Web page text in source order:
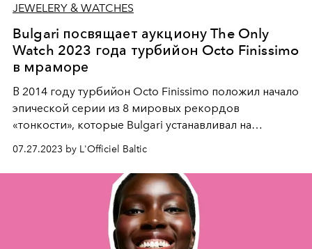
JEWELERY & WATCHES
Bulgari посвящает аукциону The Only
Watch 2023 года турбийон Octo Finissimo
в мраморе
В 2014 году турбийон Octo Finissimo положил начало
эпической серии из 8 мировых рекордов
«тонкости», которые Bulgari устанавливал на
благотворительный аукцион Only Watch 2023, эти
культовые часы стали предметом уникальной
трактовки в... мраморе! Дорогой Bulgari материал,
часто ассоциирующийся с миром искусства и
архитектуры, для этого исключительного события
превращает достижение часового искусства в
07.27.2023 by L'Officiel Baltic